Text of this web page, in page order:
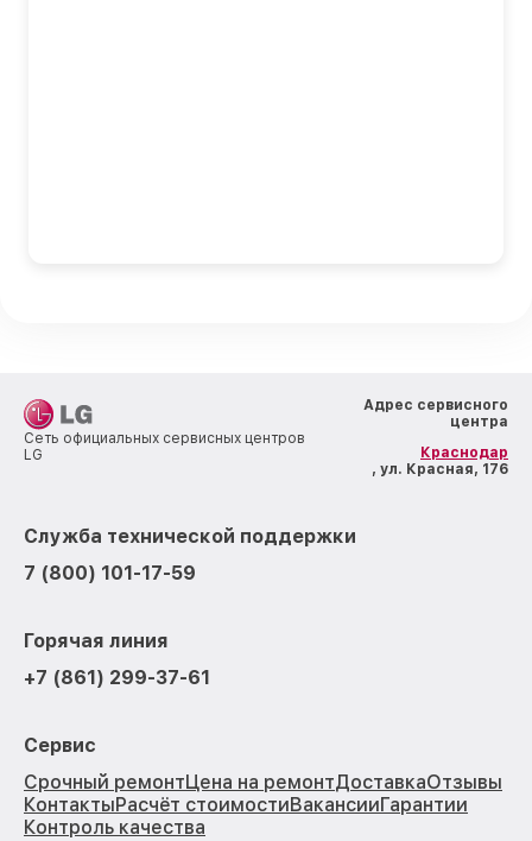
Сеть официальных сервисных центров
LG
Адрес сервисного
центра
Краснодар
, ул. Красная, 176
Служба технической поддержки
7 (800) 101-17-59
Горячая линия
+7 (861) 299-37-61
Сервис
Срочный ремонтЦена на ремонтДоставкаОтзывы
КонтактыРасчёт стоимостиВакансииГарантии
Контроль качества